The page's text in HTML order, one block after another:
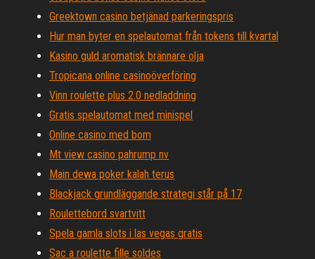
Greektown casino betjänad parkeringspris
Hur man byter en spelautomat från tokens till kvartal
Kasino guld aromatisk brännare olja
Tropicana online casinoöverföring
Vinn roulette plus 2.0 nedladdning
Gratis spelautomat med minispel
Online casino med bom
Mt view casino pahrump nv
Main dewa poker kalah terus
Blackjack grundläggande strategi står på 17
Roulettebord svartvitt
Spela gamla slots i las vegas gratis
Sac a roulette fille soldes